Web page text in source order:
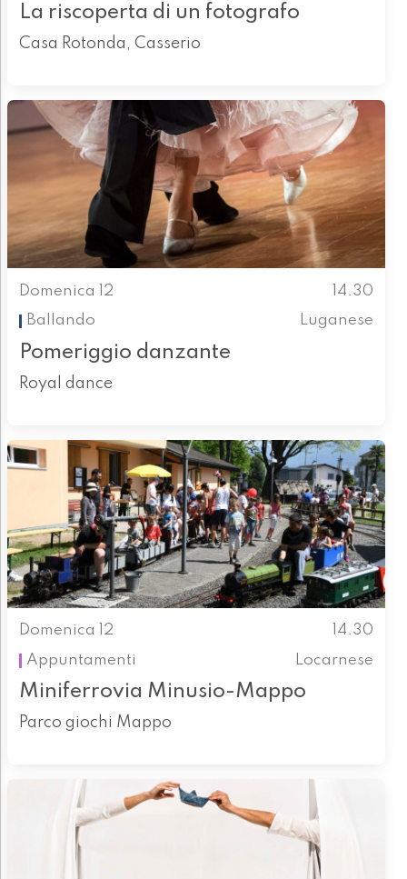
La riscoperta di un fotografo
Casa Rotonda, Casserio
Domenica 12
14.30
Ballando
Luganese
Pomeriggio danzante
Royal dance
Domenica 12
14.30
Appuntamenti
Locarnese
Miniferrovia Minusio-Mappo
Parco giochi Mappo